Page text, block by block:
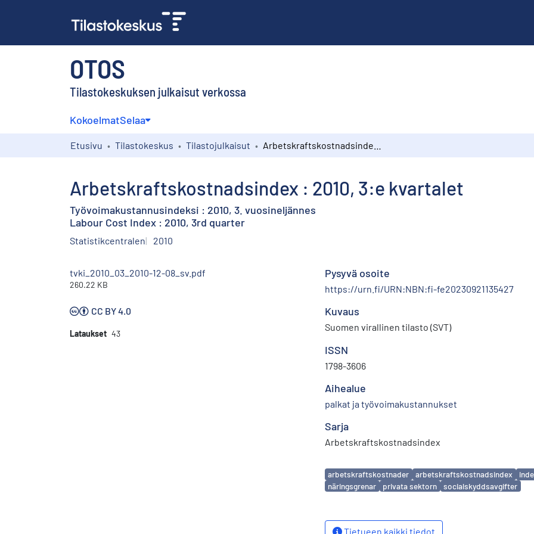
OTOS
Tilastokeskuksen julkaisut verkossa
KokoelmatSelaa
Etusivu Tilastokeskus Tilastojulkaisut
Arbetskraftskostnadsindex : 2010, 3:e kvartalet
Työvoimakustannusindeksi : 2010, 3. vuosineljännes
Labour Cost Index : 2010, 3rd quarter
Statistikcentralen 2010
tvki_2010_03_2010-12-08_sv.pdf
260.22 KB
CC BY 4.0
Lataukset 43
Pysyvä osoite
https://urn.fi/URN:NBN:fi-fe20230921135427
Kuvaus
Suomen virallinen tilasto (SVT)
ISSN
1798-3606
Aihealue
palkat ja työvoimakustannukset
Sarja
Arbetskraftskostnadsindex
Avainsanat
arbetskraftskostnader arbetskraftskostnadsindex
näringsgrenar
privata sektorn socialskyddsavgifter
Tietueen kaikki tiedot